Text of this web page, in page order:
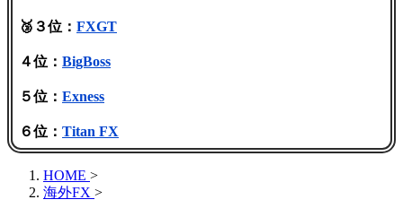
🥉３位： FXGT
４位： BigBoss
５位： Exness
６位： Titan FX
HOME >
海外FX >